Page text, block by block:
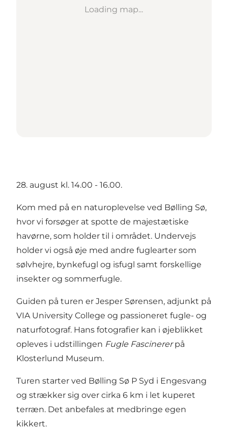
Loading map...
28. august kl. 14.00 - 16.00.
Kom med på en naturoplevelse ved Bølling Sø,
hvor vi forsøger at spotte de majestætiske
havørne, som holder til i området. Undervejs
holder vi også øje med andre fuglearter som
sølvhejre, bynkefugl og isfugl samt forskellige
insekter og sommerfugle.
Guiden på turen er Jesper Sørensen, adjunkt på
VIA University College og passioneret fugle- og
naturfotograf. Hans fotografier kan i øjeblikket
opleves i udstillingen Fugle Fascinererpå
Klosterlund Museum.
Turen starter ved Bølling Sø P Syd i Engesvang
og strækker sig over cirka 6 km i let kuperet
terræn. Det anbefales at medbringe egen
kikkert.